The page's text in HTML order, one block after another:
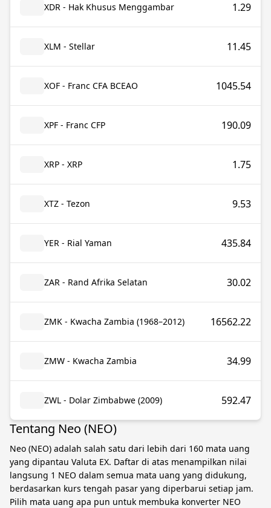
XDR - Hak Khusus Menggambar 1.29
XLM - Stellar 11.45
XOF - Franc CFA BCEAO 1045.54
XPF - Franc CFP 190.09
XRP - XRP 1.75
XTZ - Tezon 9.53
YER - Rial Yaman 435.84
ZAR - Rand Afrika Selatan 30.02
ZMK - Kwacha Zambia (1968–2012) 16562.22
ZMW - Kwacha Zambia 34.99
ZWL - Dolar Zimbabwe (2009) 592.47
Tentang Neo (NEO)
Neo (NEO) adalah salah satu dari lebih dari 160 mata uang
yang dipantau Valuta EX. Daftar di atas menampilkan nilai
langsung 1 NEO dalam semua mata uang yang didukung,
berdasarkan kurs tengah pasar yang diperbarui setiap jam.
Pilih mata uang apa pun untuk membuka konverter NEO